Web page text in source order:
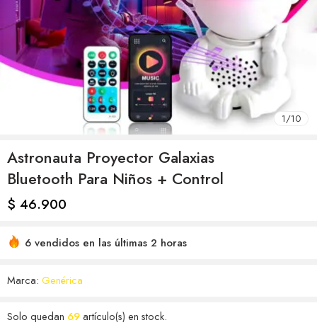
1/10
Astronauta Proyector Galaxias
Bluetooth Para Niños + Control
$ 46.900
6 vendidos en las últimas 2 horas
Marca: Genérica
Solo quedan 69artículo(s) en stock.